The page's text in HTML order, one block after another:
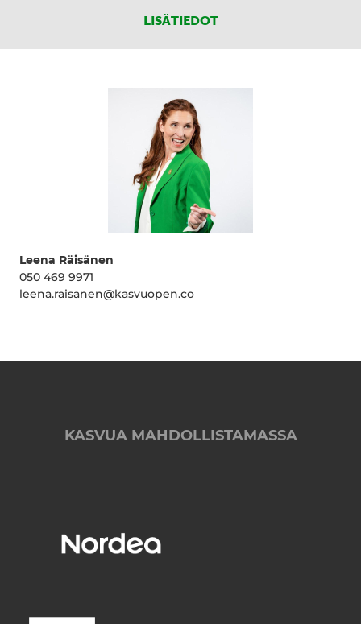
LISÄTIEDOT
Leena Räisänen
050 469 9971
leena.raisanen@kasvuopen.co
KASVUA MAHDOLLISTAMASSA